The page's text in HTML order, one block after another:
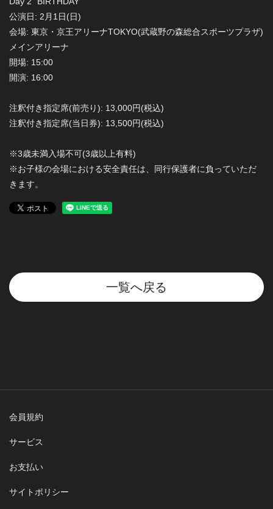
公演日: 2月1日(日)
会場: 東京・京王アリーナTOKYO(武蔵野の森総合スポーツプラザ)
メインアリーナ
開場: 15:00
開演: 16:00
注釈付き指定席(前売り): 13,000円(税込)
注釈付き指定席(当日券): 13,500円(税込)
※3歳未満入場不可(3歳以上有料)
※お子様の会場における安全責任は、同行保護者に負っていただ
きます。
一覧へ戻る
会員規約
サービス
お支払い
サイトポリシー